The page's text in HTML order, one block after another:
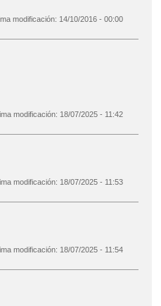
modificación: 14/10/2016 - 00:00
modificación: 18/07/2025 - 11:42
modificación: 18/07/2025 - 11:53
modificación: 18/07/2025 - 11:54